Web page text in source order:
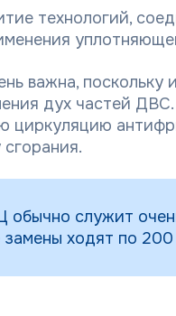
технологий,
важна,
дух частей
циркуляцию
обычно служит
замены ходят по